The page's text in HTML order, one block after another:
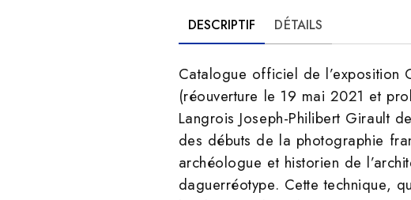
DESCRIPTIF DÉTAILS
Catalogue officiel de l’exposition
(réouverture le 19 mai 2021 et
Langrois Joseph-Philibert Girault
des débuts de la photographie
archéologue et historien de
daguerréotype. Cette technique,